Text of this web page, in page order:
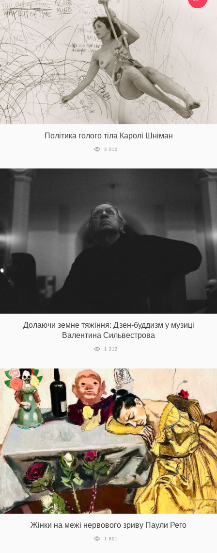
Політика голого тіла Каролі Шніман
3 010
Долаючи земне тяжіння: Дзен-буддизм у музиці
Валентина Сильвестрова
1 212
Жінки на межі нервового зриву Паули Рего
1 801